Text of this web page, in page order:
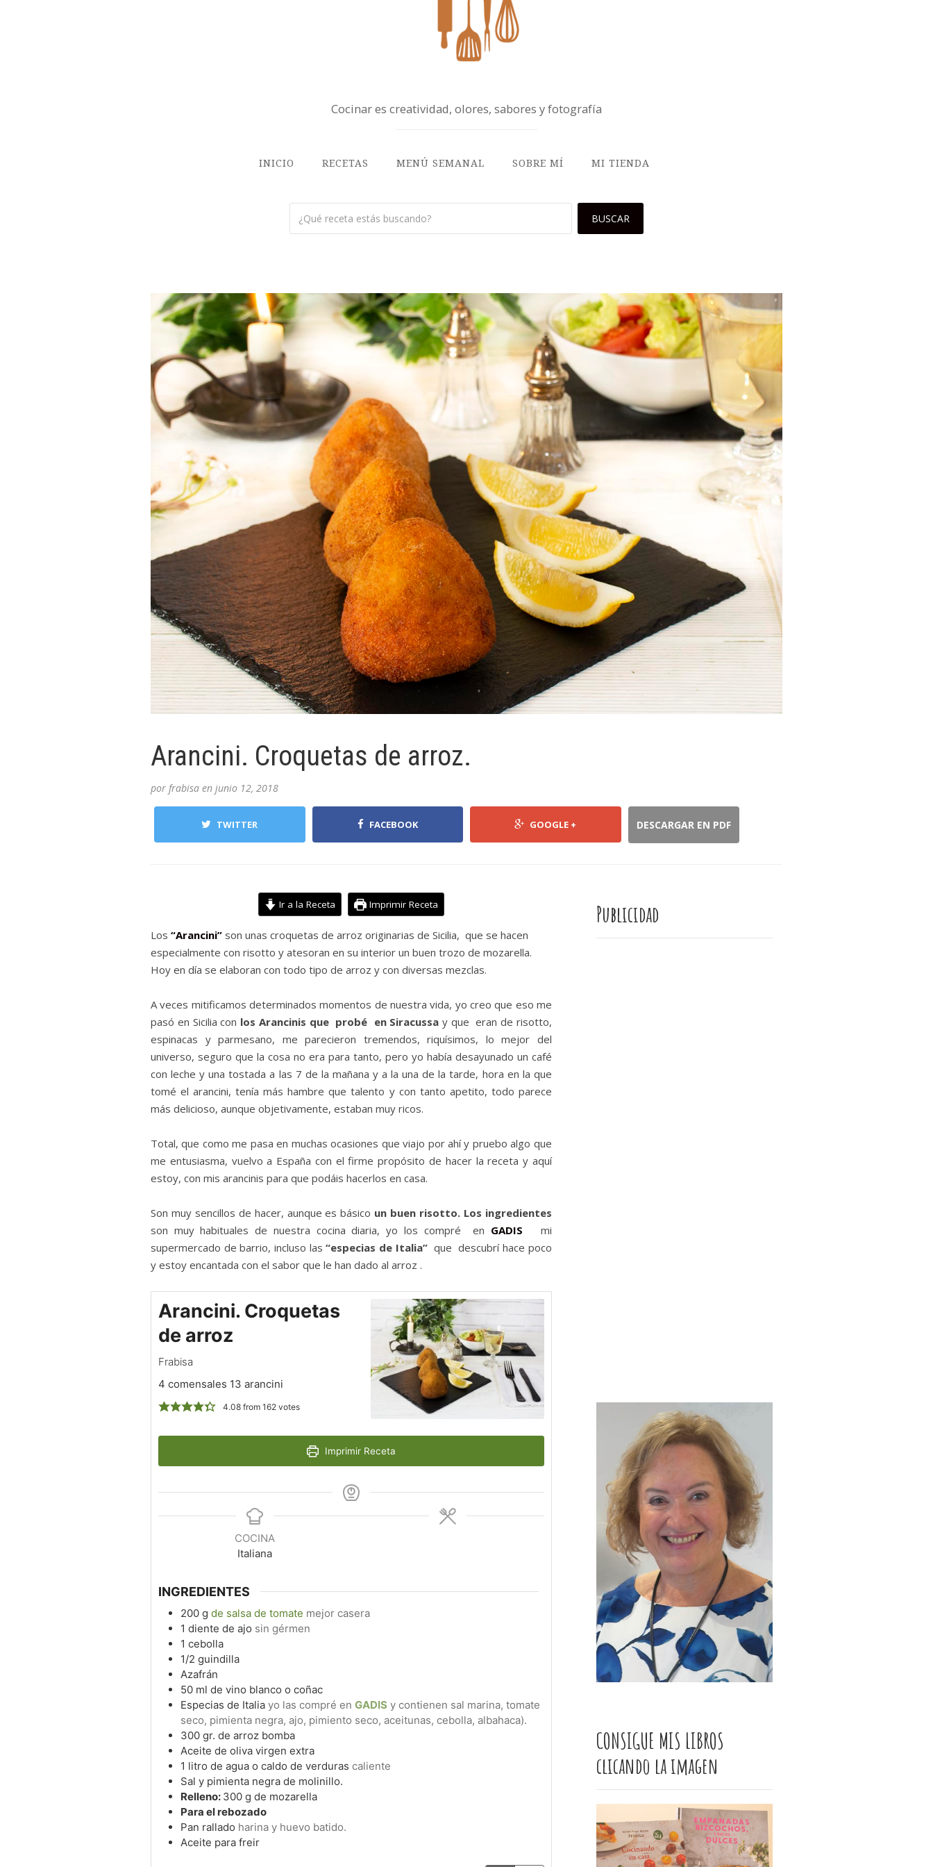
Cocinar es creatividad, olores, sabores y fotografía
INICIO RECETAS MENÚ SEMANAL SOBRE MÍ MI TIENDA
Arancini. Croquetas de arroz.
por frabisa en junio 12, 2018
TWITTER FACEBOOK GOOGLE + DESCARGAR EN PDF
Ir a la Receta Imprimir Receta
Los “Arancini” son unas croquetas de arroz originarias de Sicilia, que se hacen
especialmente con risotto y atesoran en su interior un buen trozo de mozarella.
Hoy en día se elaboran con todo tipo de arroz y con diversas mezclas.
A veces mitificamos determinados momentos de nuestra vida, yo creo que eso me
pasó en Sicilia con los Arancinis que probé en Siracussa y que eran de risotto,
espinacas y parmesano, me parecieron tremendos, riquísimos, lo mejor del
universo, seguro que la cosa no era para tanto, pero yo había desayunado un café
con leche y una tostada a las 7 de la mañana y a la una de la tarde, hora en la que
tomé el arancini, tenía más hambre que talento y con tanto apetito, todo parece
más delicioso, aunque objetivamente, estaban muy ricos.
Total, que como me pasa en muchas ocasiones que viajo por ahí y pruebo algo que
me entusiasma, vuelvo a España con el firme propósito de hacer la receta y aquí
estoy, con mis arancinis para que podáis hacerlos en casa.
Son muy sencillos de hacer, aunque es básico un buen risotto. Los ingredientes
son muy habituales de nuestra cocina diaria, yo los compré en GADIS
mi
supermercado de barrio, incluso las“especias de Italia” que descubrí hace poco
y estoy encantada con el sabor que le han dado al arroz .
Arancini. Croquetas
de arroz
Frabisa
4 comensales 13 arancini
4.08from 162votes
Imprimir Receta
COCINA
Italiana
INGREDIENTES
200 g de salsa de tomate mejor casera
1 diente de ajo sin gérmen
1 cebolla
1/2 guindilla
Azafrán
50 ml de vino blanco o coñac
Especias de Italia yo las compré en GADIS y contienen sal marina, tomate
seco, pimienta negra, ajo, pimiento seco, aceitunas, cebolla, albahaca).
300 gr. de arroz bomba
Aceite de oliva virgen extra
1 litro de agua o caldo de verduras caliente
Sal y pimienta negra de molinillo.
Relleno: 300 g de mozarella
Para el rebozado
Pan rallado harina y huevo batido.
Aceite para freir
Publicidad
CONSIGUE MIS LIBROS
clicando la imagen